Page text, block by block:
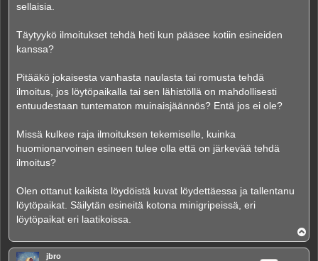
sellaisia.
Täytyykö ilmoitukset tehdä heti kun pääsee kotiin esineiden
kanssa?
Pitääkö jokaisesta vanhasta naulasta tai romusta tehdä
ilmoitus, jos löytöpaikalla tai sen lähistöllä on mahdollisesti
entuudestaan tuntematon muinaisjäännös? Entä jos ei ole?
Missä kulkee raja ilmoituksen tekemiselle, kuinka
huomionarvoinen esineen tulee olla että on järkevää tehdä
ilmoitus?
Olen ottanut kaikista löydöistä kuvat löydettäessa ja tallentanu
löytöpaikat. Säilytän esineitä kotona minigripeissä, eri
löytöpaikat eri laatikoissa.
l
ö
jbro